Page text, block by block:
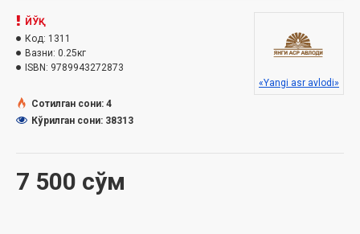
Muqovasi:
7 500 сўм
ЙЎҚ
Код: 1311
Вазни: 0.25кг
ISBN: 9789943272873
«Yangi asr avlodi»
Сотилган сони: 4
Кўрилган сони: 38313